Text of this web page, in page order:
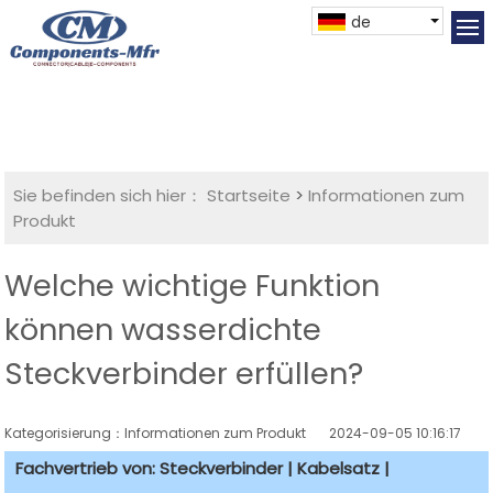
de
Sie befinden sich hier： Startseite >Informationen zum
Produkt
Welche wichtige Funktion
können wasserdichte
Steckverbinder erfüllen?
Kategorisierung：Informationen zum Produkt 2024-09-05 10:16:17
Fachvertrieb von: Steckverbinder | Kabelsatz |